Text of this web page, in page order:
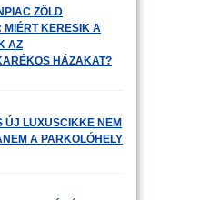
ZÖLD
MIÉRT KERESIK A
AZ
HÁZAKAT?
ÚJ LUXUSCIKKE NEM
A PARKOLÓHELY